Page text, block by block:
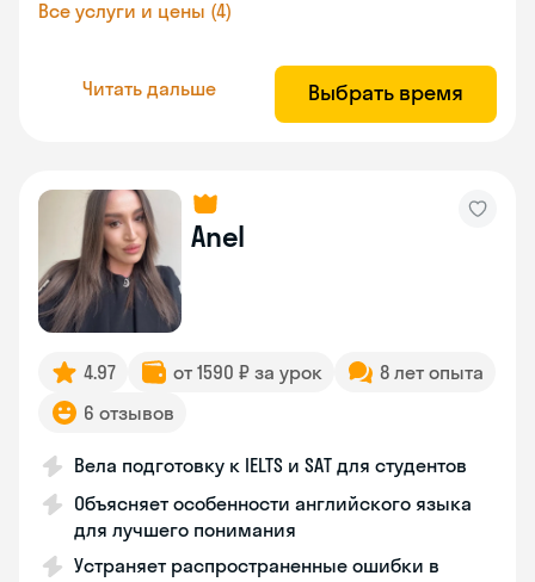
Все услуги и цены (4)
Читать дальше Выбрать время
Anel
4.97 от 1590 ₽ за урок
8 лет опыта
6 отзывов
Вела подготовку к IELTS и SAT для студентов
Объясняет особенности английского языка
для лучшего понимания
Устраняет распространенные ошибки в